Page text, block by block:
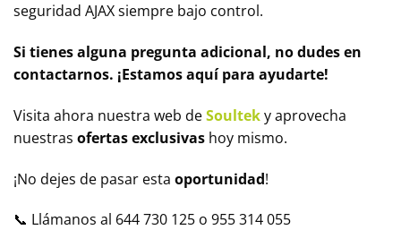
seguridad AJAX siempre bajo control.
Si tienes alguna pregunta adicional, no dudes en
contactarnos. ¡Estamos aquí para ayudarte!
Visita ahora nuestra web deSoulteky aprovecha
nuestras ofertas exclusivas hoy mismo.
¡No dejes de pasar esta oportunidad!
📞 Llámanos al 644 730 125 o 955 314 055